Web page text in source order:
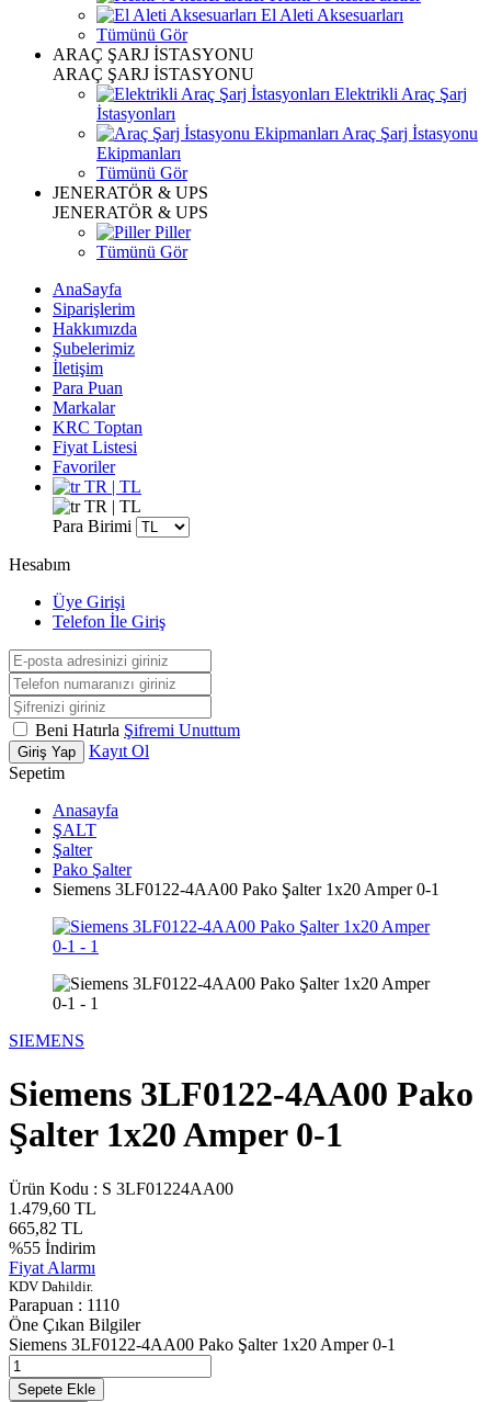
El Aleti Aksesuarları
Tümünü Gör
ARAÇ ŞARJ İSTASYONU
ARAÇ ŞARJ İSTASYONU
Elektrikli Araç Şarj
İstasyonları
Araç Şarj İstasyonu
Ekipmanları
Tümünü Gör
JENERATÖR & UPS
JENERATÖR & UPS
Piller
Tümünü Gör
AnaSayfa
Siparişlerim
Hakkımızda
Şubelerimiz
İletişim
Para Puan
Markalar
KRC Toptan
Fiyat Listesi
Favoriler
TR | TL
TR | TL
Para Birimi
Hesabım
Üye Girişi
Telefon İle Giriş
Beni Hatırla Şifremi Unuttum
Giriş Yap
Kayıt Ol
Sepetim
Anasayfa
ŞALT
Şalter
Pako Şalter
Siemens 3LF0122-4AA00 Pako Şalter 1x20 Amper 0-1
SIEMENS
Siemens 3LF0122-4AA00 Pako
Şalter 1x20 Amper 0-1
Ürün Kodu : S 3LF01224AA00
1.479,60 TL
665,82 TL
%55 İndirim
Fiyat Alarmı
KDV Dahildir.
Parapuan : 1110
Öne Çıkan Bilgiler
Siemens 3LF0122-4AA00 Pako Şalter 1x20 Amper 0-1
Sepete Ekle